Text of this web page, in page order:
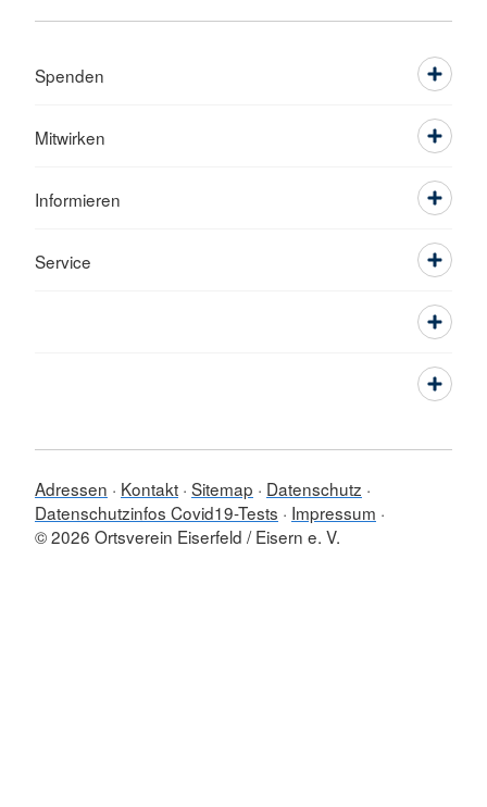
Spenden
Mitwirken
Informieren
Service
Adressen Kontakt Sitemap
Datenschutz
Datenschutzinfos Covid19-Tests
Impressum
© 2026 Ortsverein Eiserfeld / Eisern e. V.